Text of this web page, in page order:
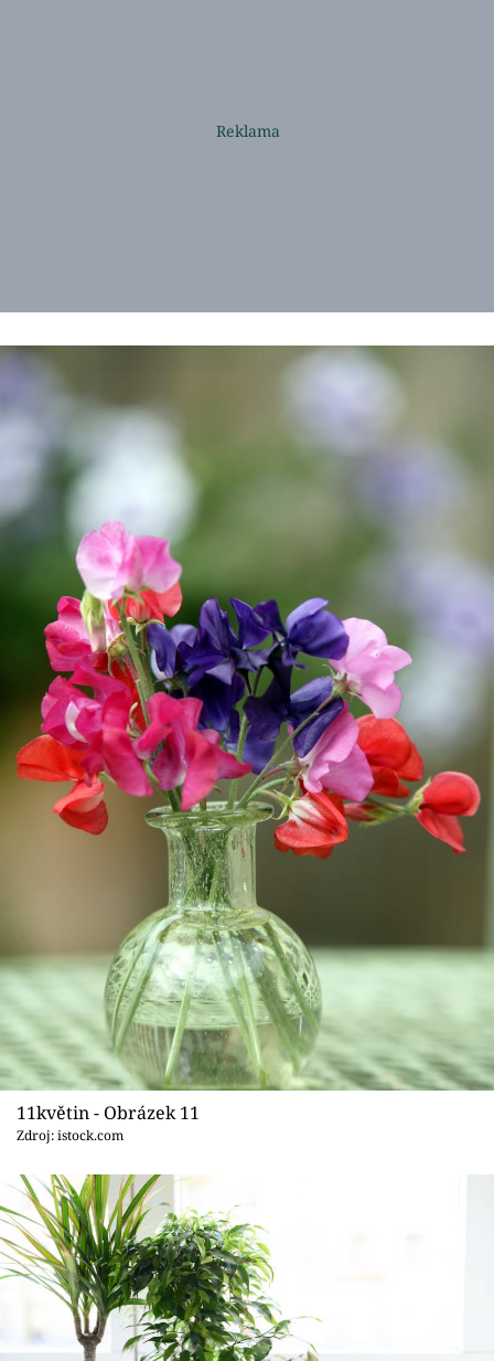
11květin - Obrázek 11
Zdroj: istock.com